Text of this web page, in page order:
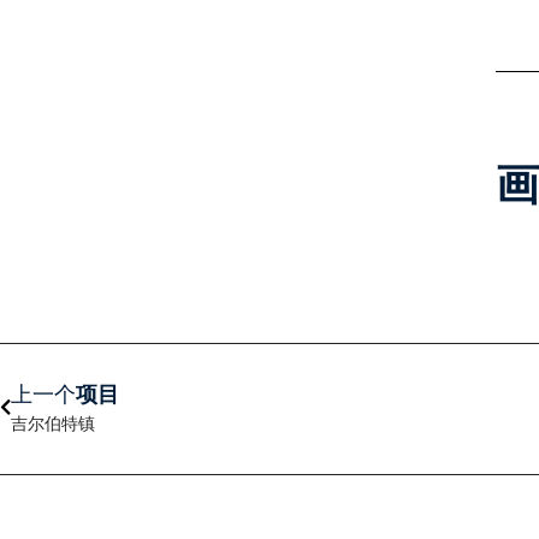
上一个项目
吉尔伯特镇